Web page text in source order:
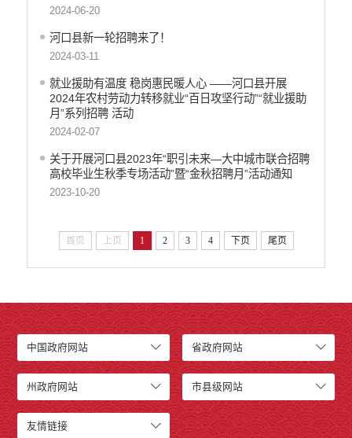
2024-06-20
河口县新一轮招聘来了！
2024-03-11
就业援助有温度 稳岗惠民暖人心 ——河口县开展
2024年农村劳动力转移就业“百日攻坚行动”“就业援助
月”系列招聘 活动
2024-02-07
关于开展河口县2023年“职引未来—大中城市联合招聘
高校毕业生秋季专场活动”暨“金秋招聘月”活动通知
2023-10-20
首页 上页 1 2 3 4 下页 尾页
中国政府网站 省政府网站
州政府网站 市县级网站
友情链接